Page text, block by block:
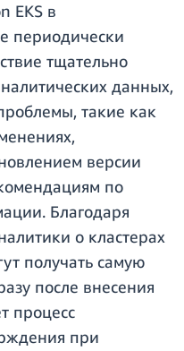
EKS в
периодически
тщательно
данных,
такие как
версии
по
Благодаря
о кластерах
получать самую
после внесения
процесс
при